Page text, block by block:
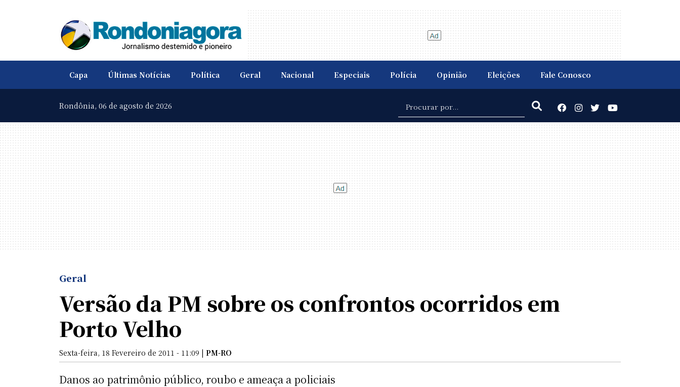
Capa Últimas Notícias Política Geral Nacional Especiais Polícia Opinião Eleições Fale Conosco
Rondônia, 06 de agosto de 2026
Geral
Versão da PM sobre os confrontos ocorridos em
Porto Velho
Sexta-feira, 18 Fevereiro de 2011 - 11:09 | PM-RO
Danos ao patrimônio público, roubo e ameaça a policiais